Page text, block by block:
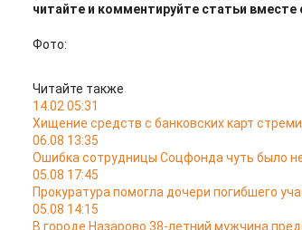
читайте и комментируйте статьи
Фото:
Читайте также
14.02 05:31
Хищение средств с банковских карт
06.08 13:35
Ошибка сотрудницы Соцфонда чуть было
05.08 17:45
Прокуратура помогла дочери погибшего
05.08 14:15
В городе Назарово 38-летний мужчина